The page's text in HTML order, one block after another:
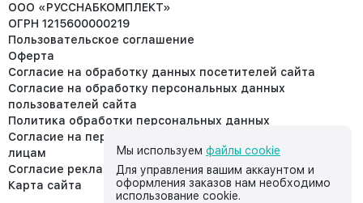
ООО «РУССНАБКОМПЛЕКТ»
ОГРН 1215600000219
Пользовательское соглашение
Оферта
Согласие на обработку данных посетителей сайта
Согласие на обработку персональных данных
пользователей сайта
Политика обработки персональных данных
Согласие на передачу персональных данных третьим
лицам
Согласие реклама
Карта сайта
Мы используем файлы cookie
Для управления вашим аккаунтом и
оформления заказов нам необходимо
использование cookie.